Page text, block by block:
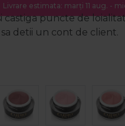
Livrare estimata: marți 11 aug. -
castiga puncte de
detii un cont de client.